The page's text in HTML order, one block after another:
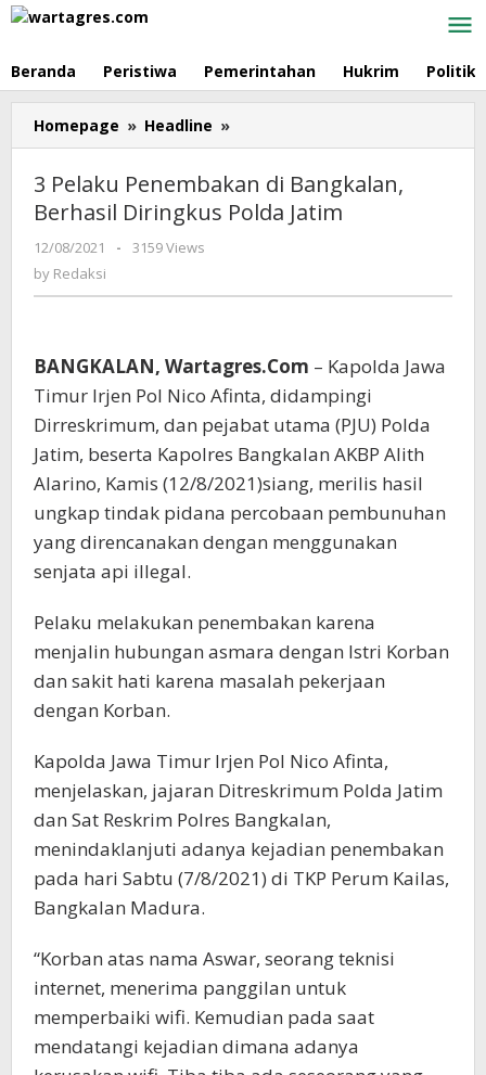
Skip
Beranda Peristiwa Pemerintahan Hukrim Politik
Homepage » Headline »
Pelaku
Penembakan
di
Bangkalan,
3 Pelaku Penembakan di Bangkalan,
Berhasil Diringkus Polda Jatim
12/08/2021
by
-
3159 Views
by Redaksi
BANGKALAN, Wartagres.Com – Kapolda Jawa
Timur Irjen Pol Nico Afinta, didampingi
Dirreskrimum, dan pejabat utama (PJU) Polda
Jatim, beserta Kapolres Bangkalan AKBP Alith
Alarino, Kamis (12/8/2021)siang, merilis hasil
ungkap tindak pidana percobaan pembunuhan
yang direncanakan dengan menggunakan
senjata api illegal.
Pelaku melakukan penembakan karena
menjalin hubungan asmara dengan Istri Korban
dan sakit hati karena masalah pekerjaan
dengan Korban.
Kapolda Jawa Timur Irjen Pol Nico Afinta,
menjelaskan, jajaran Ditreskrimum Polda Jatim
dan Sat Reskrim Polres Bangkalan,
menindaklanjuti adanya kejadian penembakan
pada hari Sabtu (7/8/2021) di TKP Perum Kailas,
Bangkalan Madura.
“Korban atas nama Aswar, seorang teknisi
internet, menerima panggilan untuk
memperbaiki wifi. Kemudian pada saat
mendatangi kejadian dimana adanya